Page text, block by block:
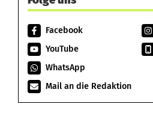
Facebook
YouTube
WhatsApp
Mail an die Redaktion